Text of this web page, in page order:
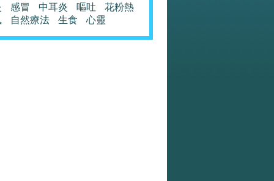
感冒 中耳炎 嘔吐
花粉熱
自然療法 生食 心靈